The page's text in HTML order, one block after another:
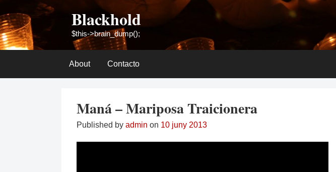
to
content
Blackhold
$this->brain_dump();
About Contacto
Maná – Mariposa Traicionera
Published by admin on 10 juny 2013